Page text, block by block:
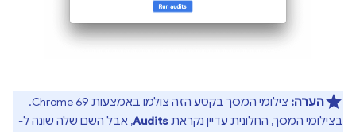
הערה:
צילומי המסך בקטע הזה צולמו באמצעות Chrome 69.
בצילומי המסך, החלונית עדיין נקראתAudits, אבל השם שלה שונה ל-